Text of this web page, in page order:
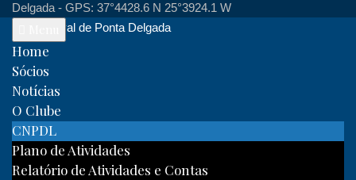
Delgada - GPS: 37°4428.6 N 25°3924.1 W
Clube Naval de Ponta Delgada
Home
Sócios
Notícias
O Clube
CNPDL
Plano de Atividades
Relatório de Atividades e Contas